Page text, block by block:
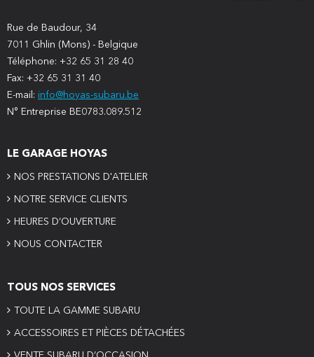
Rue de Baudour, 34
7011 Ghlin (Mons) - Belgique
Téléphone: +32 65 31 28 40
Fax: +32 65 31 31 40
E-mail: info@hoyas-subaru.be
N° Entreprise BE0783.089.512
LE GARAGE HOYAS
NOS PRESTATIONS D'ATELIER
NOTRE SERVICE CLIENTS
HEURES D’OUVERTURE
NOUS CONTACTER
TOUS NOS SERVICES
TOUTE LA GAMME SUBARU
ACCESSOIRES ET PIÈCES DÉTACHÉES